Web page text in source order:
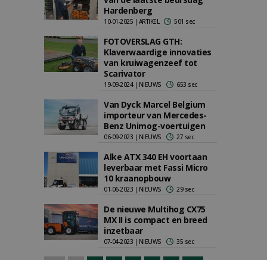
Hardenberg
10-01-2025 | ARTIKEL 501 sec
FOTOVERSLAG GTH:
Klaverwaardige innovaties
van kruiwagenzeef tot
Scarivator
19-09-2024 | NIEUWS 653 sec
Van Dyck Marcel Belgium
importeur van Mercedes-
Benz Unimog-voertuigen
06-09-2023 | NIEUWS 27 sec
Alke ATX 340 EH voortaan
leverbaar met Fassi Micro
10 kraanopbouw
01-06-2023 | NIEUWS 29 sec
De nieuwe Multihog CX75
MX II is compact en breed
inzetbaar
07-04-2023 | NIEUWS 35 sec